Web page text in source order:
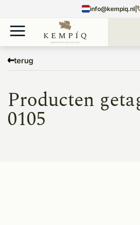
info@kempiq.nl
terug
0105
Producten
0105